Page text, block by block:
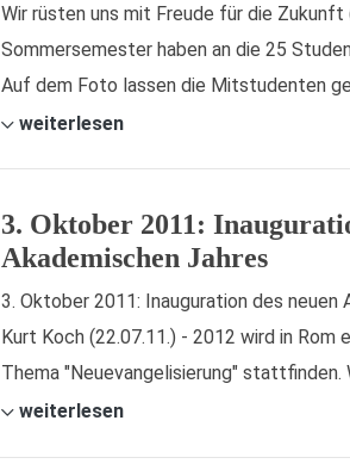
Wir rüsten uns mit Freude für die
Sommersemester haben an die 25
Auf dem Foto lassen die Mitstudenten
weiterlesen
3. Oktober 2011:
Akademischen Jahres
3. Oktober 2011: Inauguration des neuen
Kurt Koch (22.07.11.) - 2012 wird in Rom
Thema "Neuevangelisierung" stattfinden.
weiterlesen